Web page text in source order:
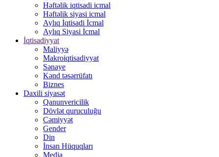
Həftəlik iqtisadi icmal
Həftəlik siyasi icmal
Aylıq İqtisadi İcmal
Aylıq Siyasi İcmal
İqtisadiyyat
Maliyyə
Makroiqtisadiyyat
Sənaye
Kənd təsərrüfatı
Biznes
Daxili siyasət
Qanunvericilik
Dövlət quruculuğu
Cəmiyyət
Gender
Din
İnsan Hüquqları
Media